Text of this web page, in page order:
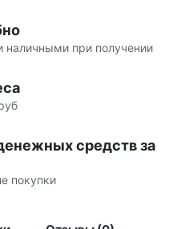
наличными при получении
средств за
покупки